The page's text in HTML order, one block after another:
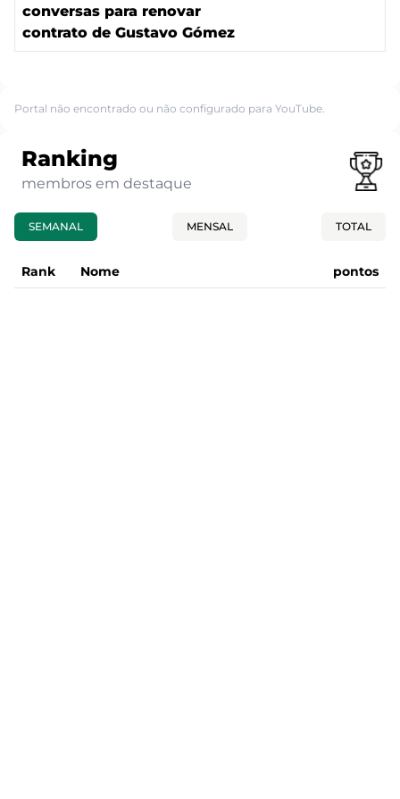
conversas para renovar
contrato de Gustavo Gómez
Portal não encontrado ou não configurado para YouTube.
Ranking
membros em destaque
SEMANAL MENSAL TOTAL
Rank Nome pontos